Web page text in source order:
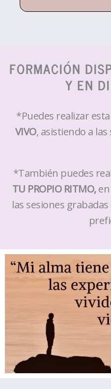
FORMACIÓN
Y EN
*Puedes realizar
VIVO, asistiendo a las
*También puedes
TU PROPIO RITMO,en
las sesiones